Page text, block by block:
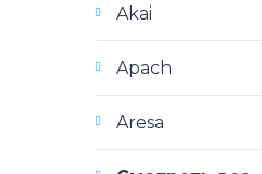
Akai
Apach
Aresa